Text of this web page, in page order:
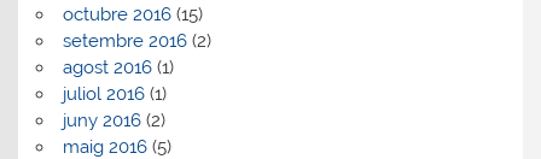
octubre 2016(15)
setembre 2016(2)
agost 2016(1)
juliol 2016(1)
juny 2016(2)
maig 2016(5)